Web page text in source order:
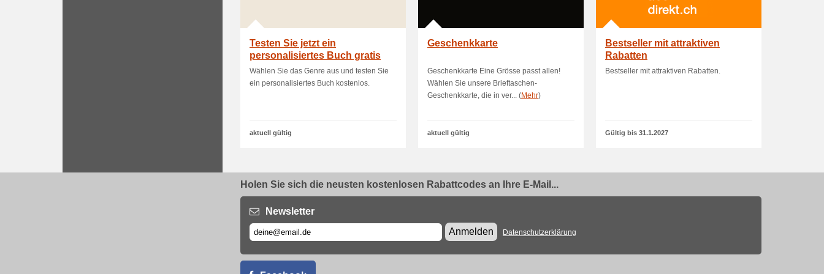
Testen Sie jetzt ein
personalisiertes Buch gratis
Wählen Sie das Genre aus und testen Sie
ein personalisiertes Buch kostenlos.
aktuell gültig
Geschenkkarte
Geschenkkarte Eine Grösse passt allen!
Wählen Sie unsere Brieftaschen-
Geschenkkarte, die in ver... (Mehr)
aktuell gültig
Bestseller mit attraktiven
Rabatten
Bestseller mit attraktiven Rabatten.
Gültig bis 31.1.2027
Holen Sie sich die neusten kostenlosen Rabattcodes an Ihre E-Mail...
Newsletter
Anmelden
Datenschutzerklärung